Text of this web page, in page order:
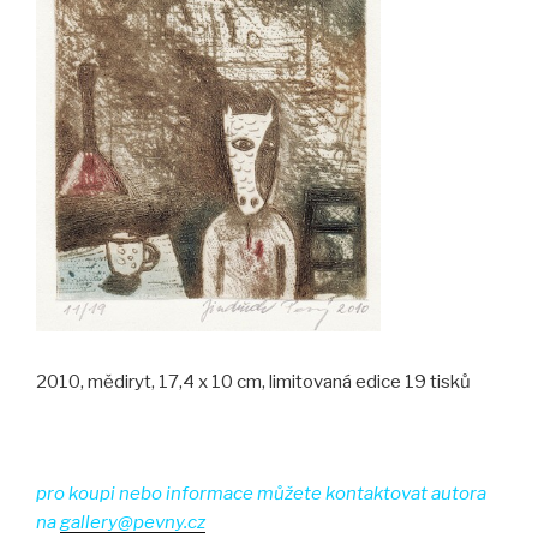
2010, mědiryt, 17,4 x 10 cm, limitovaná edice 19 tisků
pro koupi nebo informace můžete kontaktovat autora
nagallery@pevny.cz